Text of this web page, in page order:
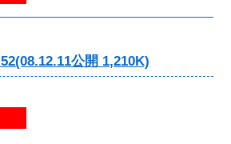
公開 1,210K)